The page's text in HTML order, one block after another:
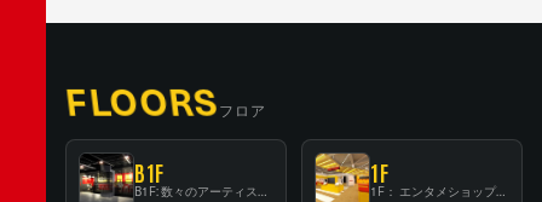
FLOORSフロア
B1F
B1F: 数々のアーティストが立った、インストアイベントの聖地！
1F
1F： エンタメショップならではのイマーシブ空間